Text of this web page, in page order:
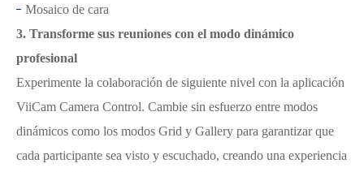
Mosaico de cara
3. Transforme sus reuniones con el modo dinámico
profesional
Experimente la colaboración de siguiente nivel con la aplicación
ViiCam Camera Control. Cambie sin esfuerzo entre modos
dinámicos como los modos Grid y Gallery para garantizar que
cada participante sea visto y escuchado, creando una experiencia